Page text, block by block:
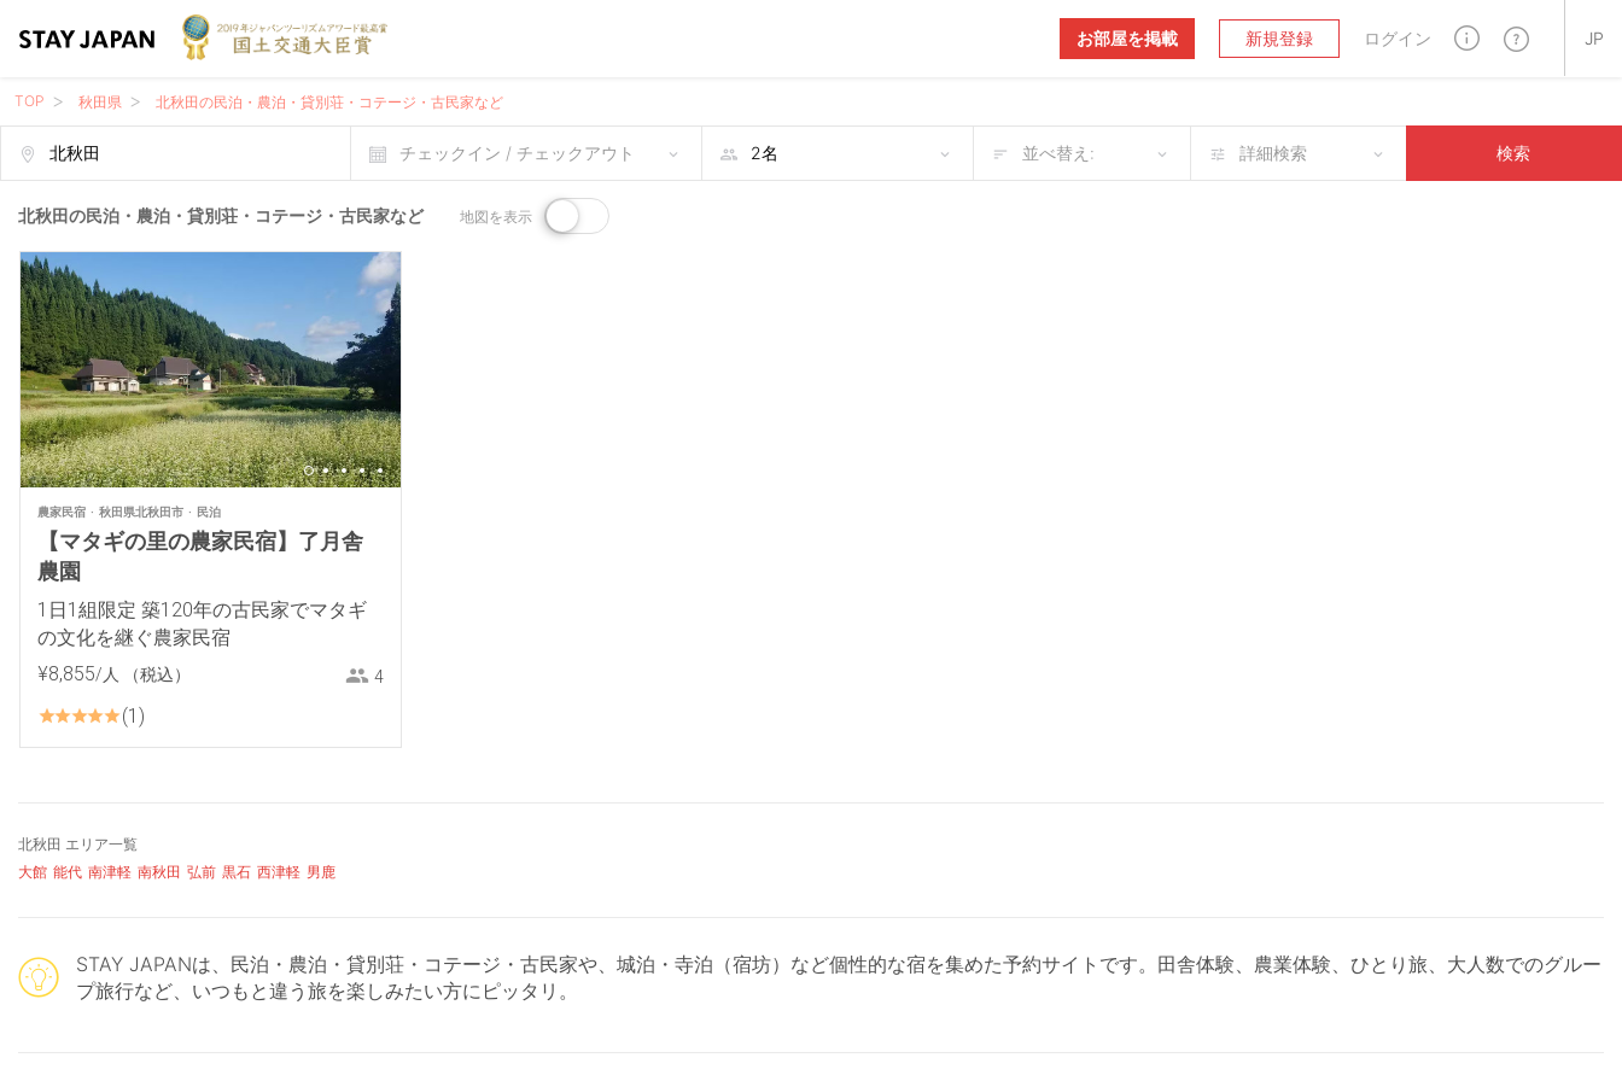
お部屋を掲載 新規登録 ログイン JP
TOP 秋田県 北秋田の民泊・農泊・貸別荘・コテージ・古民家など
チェックイン / チェックアウト 並べ替え: 詳細検索 検索
北秋田の民泊・農泊・貸別荘・コテージ・古民家など 地図を表示
農家民宿 秋田県北秋田市 民泊
【マタギの里の農家民宿】了月舎
農園
1日1組限定 築120年の古民家でマタギ
の文化を継ぐ農家民宿
¥8,855/人 （税込） 4
1
北秋田 エリア一覧
大館 能代 南津軽 南秋田 弘前 黒石 西津軽 男鹿
STAY JAPANは、民泊・農泊・貸別荘・コテージ・古民家や、城泊・寺泊（宿坊）など個性的な宿を集めた予約サイトです。田舎体験、農業体験、ひとり旅、大人数でのグルー
プ旅行など、いつもと違う旅を楽しみたい方にピッタリ。